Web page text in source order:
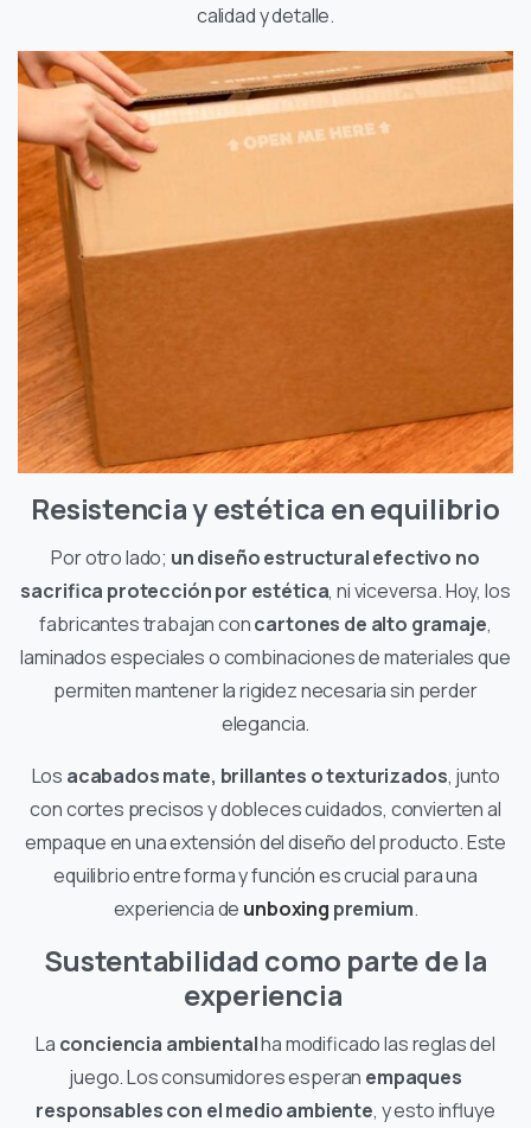
calidad y detalle.
Resistencia y estética en equilibrio
Por otro lado; un diseño estructural efectivo no
sacrifica protección por estética, ni viceversa. Hoy, los
fabricantes trabajan concartones de alto gramaje,
laminados especiales o combinaciones de materiales que
permiten mantener la rigidez necesaria sin perder
elegancia.
Los acabados mate, brillantes o texturizados, junto
con cortes precisos y dobleces cuidados, convierten al
empaque en una extensión del diseño del producto. Este
equilibrio entre forma y función es crucial para una
experiencia de unboxing premium.
Sustentabilidad como parte de la
experiencia
La conciencia ambientalha modificado las reglas del
juego. Los consumidores esperan empaques
responsables con el medio ambiente, y esto influye